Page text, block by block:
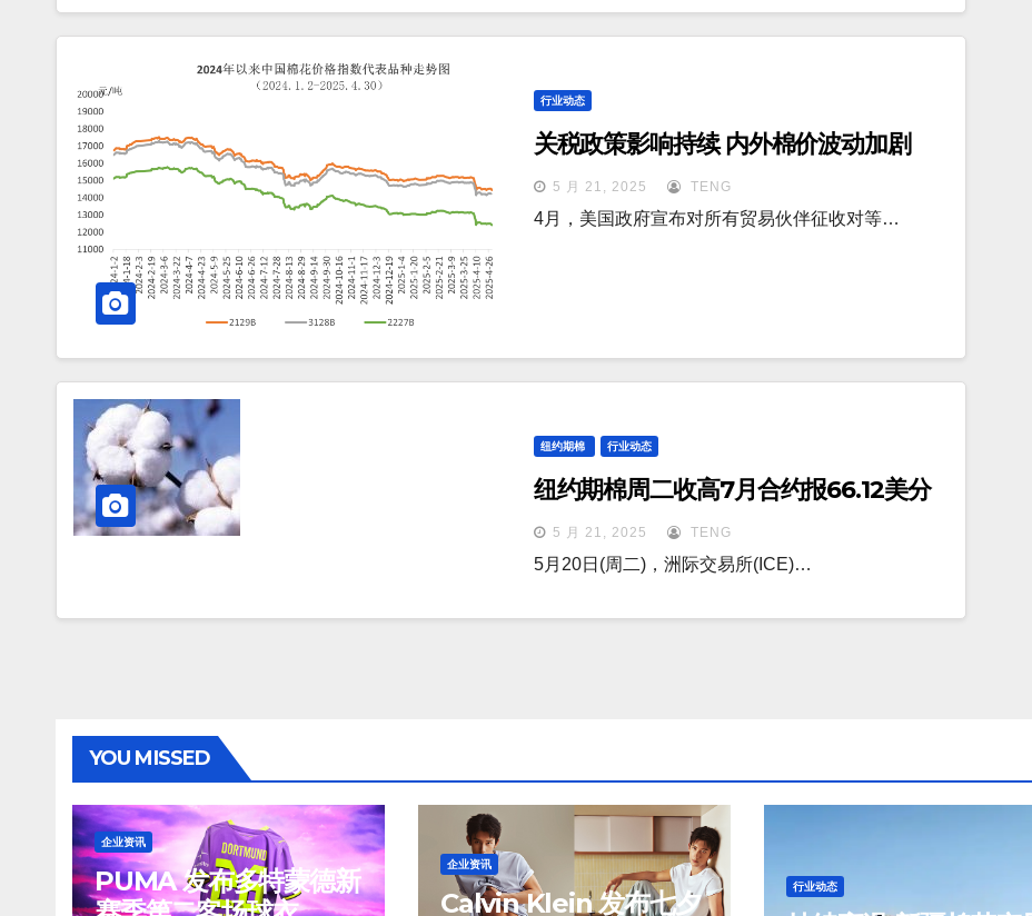
行业动态
关税政策影响持续 内外棉价波动加剧
5 月 21, 2025 TENG
4月，美国政府宣布对所有贸易伙伴征收对等…
纽约期棉 行业动态
纽约期棉周二收高7月合约报66.12美分
5 月 21, 2025 TENG
5月20日(周二)，洲际交易所(ICE)…
YOU MISSED
企业资讯
PUMA 发布多特蒙德新
企业资讯
Calvin Klein 发布七夕 行业动态